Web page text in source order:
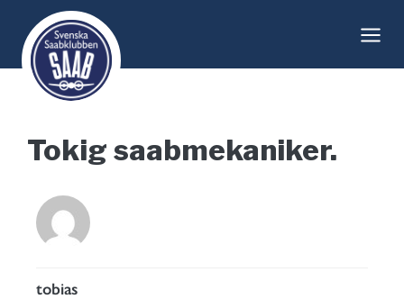
content
Tokig saabmekaniker.
tobias